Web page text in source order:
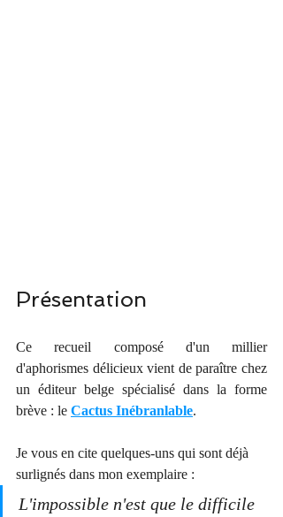
Présentation
Ce recueil composé d'un millier
d'aphorismes délicieux vient de paraître chez
un éditeur belge spécialisé dans la forme
brève : le Cactus Inébranlable.
Je vous en cite quelques-uns qui sont déjà
surlignés dans mon exemplaire :
L'impossible n'est que le difficile